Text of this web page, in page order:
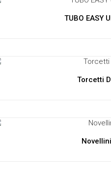
TUBO EASY
Torcetti